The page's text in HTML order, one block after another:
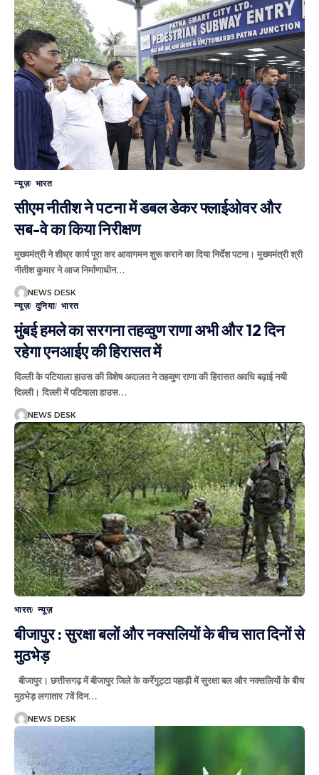
न्यूज़ भारत
सीएम नीतीश ने पटना में डबल डेकर फ्लाईओवर और
सब-वे का किया निरीक्षण
मुख्यमंत्री ने शीघ्र कार्य पूरा कर आवागमन शुरू कराने का दिया निर्देश पटना। मुख्यमंत्री श्री
नीतीश कुमार ने आज निर्माणाधीन…
NEWS DESK
न्यूज़ दुनिया भारत
मुंबई हमले का सरगना तहव्वुण राणा अभी और 12 दिन
रहेगा एनआईए की हिरासत में
दिल्ली के पटियाला हाउस की विशेष अदालत ने तहव्वुण राणा की हिरासत अवधि बढ़ाई नयी
दिल्ली। दिल्ली में पटियाला हाउस…
NEWS DESK
भारत न्यूज़
बीजापुर : सुरक्षा बलों और नक्सलियों के बीच सात दिनों से
मुठभेड़
बीजापुर। छत्तीसगढ़ में बीजापुर जिले के कर्रेगुट्टा पहाड़ी में सुरक्षा बल और नक्सलियों के बीच
मुठभेड़ लगातार 7वें दिन…
NEWS DESK